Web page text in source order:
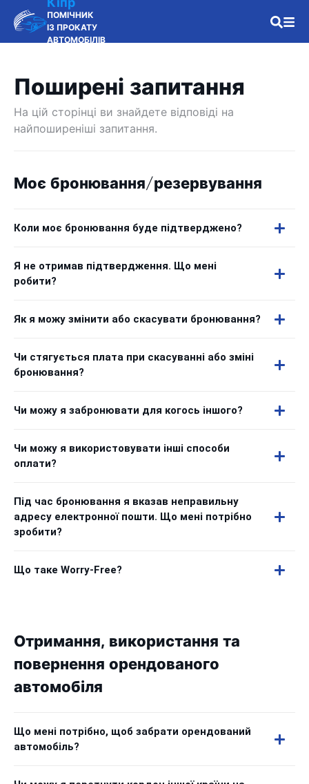
ПОМІЧНИК
ІЗ ПРОКАТУ
АВТОМОБІЛІВ
Поширені запитання
На цій сторінці ви знайдете відповіді на
найпоширеніші запитання.
Моє бронювання/резервування
Коли моє бронювання буде підтверджено?
Я не отримав підтвердження. Що мені
робити?
Як я можу змінити або скасувати бронювання?
Чи стягується плата при скасуванні або зміні
бронювання?
Чи можу я забронювати для когось іншого?
Чи можу я використовувати інші способи
оплати?
Під час бронювання я вказав неправильну
адресу електронної пошти. Що мені потрібно
зробити?
Що таке Worry-Free?
Отримання, використання та
повернення орендованого
автомобіля
Що мені потрібно, щоб забрати орендований
автомобіль?